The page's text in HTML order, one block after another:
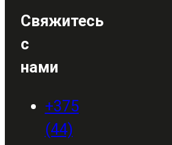
Свяжитесь
с
нами
+375
(44)